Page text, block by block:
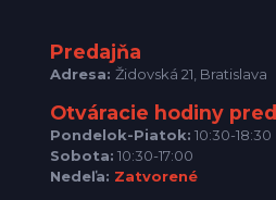
Predajňa
Adresa: Židovská 21, Bratislava
Otváracie hodiny
Pondelok-Piatok: 10:30-18:30
Sobota: 10:30-17:00
Nedeľa: Zatvorené